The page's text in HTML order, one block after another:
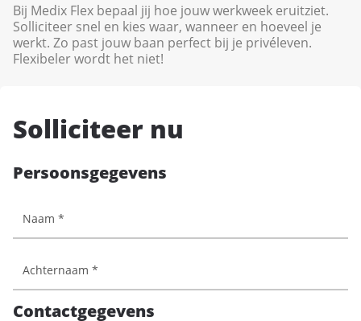
Bij Medix Flex bepaal jij hoe jouw werkweek eruitziet.
Solliciteer snel en kies waar, wanneer en hoeveel je
werkt. Zo past jouw baan perfect bij je privéleven.
Flexibeler wordt het niet!
Solliciteer nu
Persoonsgegevens
Contactgegevens